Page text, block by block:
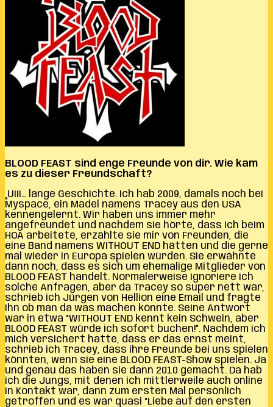
BLOOD FEAST sind enge Freunde von dir. Wie kam
es zu dieser Freundschaft?
„Uiii… lange Geschichte. Ich hab 2009, damals noch bei
Myspace, ein Mädel namens Tracey aus den USA
kennengelernt. Wir haben uns immer mehr
angefreundet und nachdem sie hörte, dass ich beim
HOA arbeitete, erzählte sie mir von Freunden, die
eine Band namens WITHOUT END hätten und die gerne
mal wieder in Europa spielen würden. Sie erwähnte
dann noch, dass es sich um ehemalige Mitglieder von
BLOOD FEAST handelt. Normalerweise ignoriere ich
solche Anfragen, aber da Tracey so super nett war,
schrieb ich Jürgen von Hellion eine Email und fragte
ihn ob man da was machen könnte. Seine Antwort
war in etwa “WITHOUT END kennt kein Schwein, aber
BLOOD FEAST würde ich sofort buchen!”. Nachdem ich
mich versichert hatte, dass er das ernst meint,
schrieb ich Tracey, dass ihre Freunde bei uns spielen
könnten, wenn sie eine BLOOD FEAST-Show spielen. Ja
und genau das haben sie dann 2010 gemacht. Da hab
ich die Jungs, mit denen ich mittlerweile auch online
in Kontakt war, dann zum ersten Mal persönlich
getroffen und es war quasi “Liebe auf den ersten